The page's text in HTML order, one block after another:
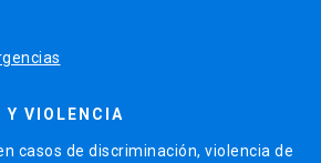
Y VIOLENCIA
casos de discriminación, violencia de